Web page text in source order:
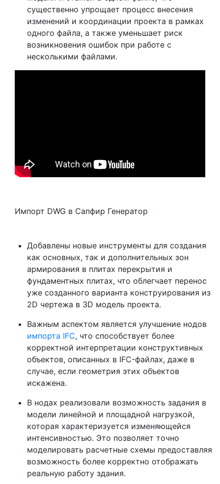
существенно упрощает процесс внесения
изменений и координации проекта в рамках
одного файла, а также уменьшает риск
возникновения ошибок при работе с
несколькими файлами.
Импорт DWG в Сапфир Генератор
Добавлены новые инструменты для создания
как основных, так и дополнительных зон
армирования в плитах перекрытия и
фундаментных плитах, что облегчает перенос
уже созданного варианта конструирования из
2D чертежа в 3D модель проекта.
Важным аспектом является улучшение нодов
импорта IFC, что способствует более
корректной интерпретации конструктивных
объектов, описанных в IFC-файлах, даже в
случае, если геометрия этих объектов
искажена.
В нодах реализовали возможность задания в
модели линейной и площадной нагрузкой,
которая характеризуется изменяющейся
интенсивностью. Это позволяет точно
моделировать расчетные схемы предоставляя
возможность более корректно отображать
реальную работу здания.